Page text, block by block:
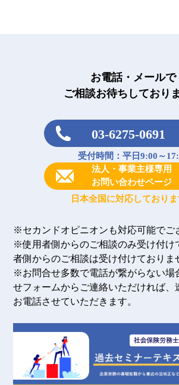
お電話・メールで
ご相談お待ちしておりま
03-6275-0691
受付時間：平日9:00～
法人・事業主様専用
お問い合わせページ
日本全国に対応しておりま
※セカンドオピニオンも対応可能でご
※使用者側からのご相談のみ受け付け
者側からのご相談は受け付けておりま
※お問合せ多数で電話が繋がらない場
せフォームからご連絡いただければ、
お電話させていただきます。